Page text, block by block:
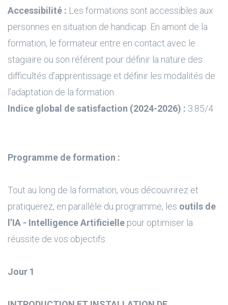
Accessibilité : Les formations sont accessibles aux
personnes en situation de handicap. En amont de la
formation, le formateur entre en contact avec le
stagiaire ou son référent pour définir la nature des
difficultés d’apprentissage et définir les modalités de
l’adaptation de la formation.
Indice global de satisfaction (2024-2026) : 3.85/4
Programme de formation :
Tout au long de la formation, vous découvrirez et
pratiquerez, en parallèle du programme, les outils de
l’IA - Intelligence Artificielle pour optimiser la
réussite de vos objectifs.
Jour 1